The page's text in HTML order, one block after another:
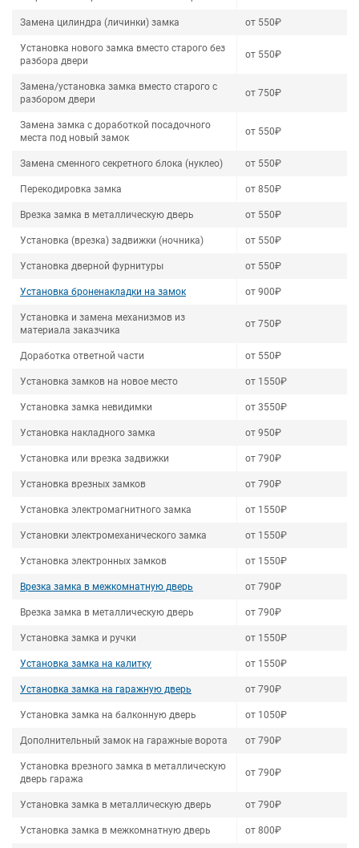
Замена цилиндра (личинки) замка от 550₽
Установка нового замка вместо старого без
разбора двери
от 550₽
Замена/установка замка вместо старого с
разбором двери
от 750₽
Замена замка с доработкой посадочного
места под новый замок
от 550₽
Замена сменного секретного блока (нуклео) от 550₽
Перекодировка замка от 850₽
Врезка замка в металлическую дверь от 550₽
Установка (врезка) задвижки (ночника) от 550₽
Установка дверной фурнитуры от 550₽
Установка броненакладки на замок от 900₽
Установка и замена механизмов из
материала заказчика
от 750₽
Доработка ответной части от 550₽
Установка замков на новое место от 1550₽
Установка замка невидимки от 3550₽
Установка накладного замка от 950₽
Установка или врезка задвижки от 790₽
Установка врезных замков от 790₽
Установка электромагнитного замка от 1550₽
Установки электромеханического замка от 1550₽
Установка электронных замков от 1550₽
Врезка замка в межкомнатную дверь от 790₽
Врезка замка в металлическую дверь от 790₽
Установка замка и ручки от 1550₽
Установка замка на калитку от 1550₽
Установка замка на гаражную дверь от 790₽
Установка замка на балконную дверь от 1050₽
Дополнительный замок на гаражные ворота от 790₽
Установка врезного замка в металлическую
дверь гаража
от 790₽
Установка замка в металлическую дверь от 790₽
Установка замка в межкомнатную дверь от 800₽